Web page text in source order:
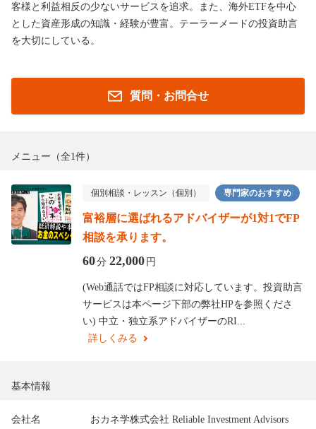
客様と利益相反の少ないサービスを追求。また、海外ETFを中心
とした資産形成の知識・経験が豊富。テーラーメードの投資助言
を大切にしている。
質問・お問合せ
メニュー （全1件）
個別相談・レッスン（個別） 専門家のおすすめ
富裕層に選ばれるアドバイザーが1対1でFP
相談を承ります。
60分22,000 円
(Web通話ではFP相談に対応しています。投資助言
サービスは本ページ下部の弊社HPを参照くださ
い) 中立・独立系アドバイザーのRI...
詳しくみる
基本情報
会社名
おカネ学株式会社 Reliable Investment Advisors